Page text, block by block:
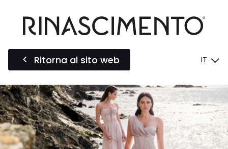
Ritorna al sito web IT